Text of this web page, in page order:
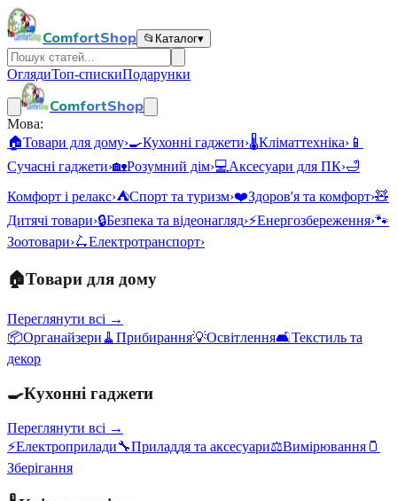
ComfortShop 📂 Каталог▾
ОглядиТоп-спискиПодарунки
ComfortShop
Мова:
🏠Товари для дому›🍳Кухонні гаджети›🌡️Кліматтехніка› 📱
Сучасні гаджети›🏡Розумний дім›💻Аксесуари для ПК›🛁
Комфорт і релакс›⛺Спорт та туризм›❤️Здоров'я та комфорт›🧸
Дитячі товари›🔒Безпека та відеонагляд›⚡Енергозбереження›🐾
Зоотовари›🛴Електротранспорт›
🏠Товари для дому
Переглянути всі →
📦Органайзери 🧹 Прибирання💡Освітлення🛋️Текстиль та
декор
🍳Кухонні гаджети
Переглянути всі →
⚡Електроприлади🔧Приладдя та аксесуари⚖️Вимірювання 🫙
Зберігання